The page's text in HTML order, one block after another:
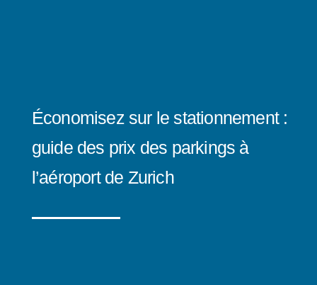
Économisez sur le stationnement :
guide des prix des parkings à
l’aéroport de Zurich